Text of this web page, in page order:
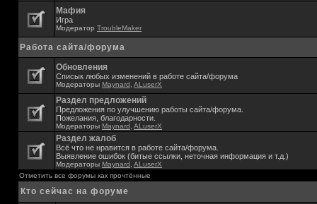
Мафия
Игра
Модератор TroubleMaker
Работа сайта/форума
Обновления
Списык любых изменений в работе сайта/форума
Модераторы Maynard ALuserX
Раздел предложений
Предложения по улучшению работы сайта/форума.
Пожелания, благодарности.
Модераторы Maynard ALuserX
Раздел жалоб
Всё что не нравится в работе сайта/форума.
Выявление ошибок (битые ссылки, неточная информация и т.д.)
Модераторы Maynard ALuserX
Отметить все форумы как прочтённые
Кто сейчас на форуме